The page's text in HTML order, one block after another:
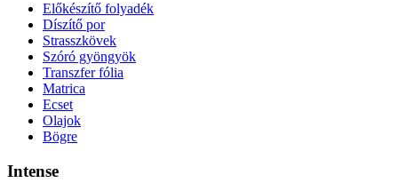
Előkészítő folyadék
Díszítő por
Strasszkövek
Szóró gyöngyök
Transzfer fólia
Matrica
Ecset
Olajok
Bögre
Intense